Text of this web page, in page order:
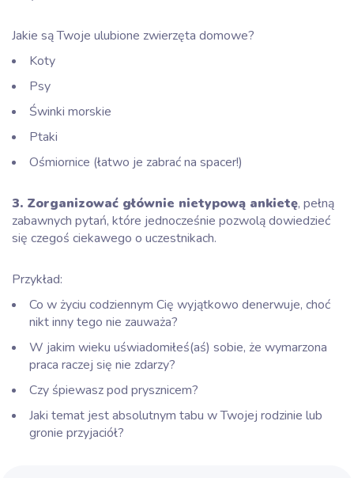
Jakie są Twoje ulubione zwierzęta domowe?
Koty
Psy
Świnki morskie
Ptaki
Ośmiornice (łatwo je zabrać na spacer!)
3. Zorganizować głównie nietypową ankietę, pełną
zabawnych pytań, które jednocześnie pozwolą dowiedzieć
się czegoś ciekawego o uczestnikach.
Przykład:
Co w życiu codziennym Cię wyjątkowo denerwuje, choć
nikt inny tego nie zauważa?
W jakim wieku uświadomiłeś(aś) sobie, że wymarzona
praca raczej się nie zdarzy?
Czy śpiewasz pod prysznicem?
Jaki temat jest absolutnym tabu w Twojej rodzinie lub
gronie przyjaciół?